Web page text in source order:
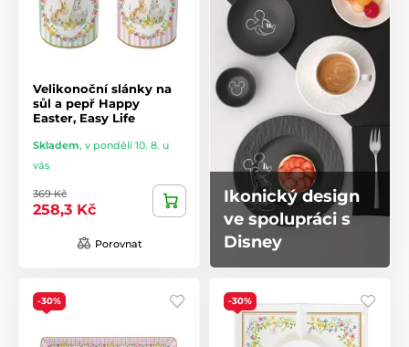
Velikonoční slánky na
sůl a pepř Happy
Easter, Easy Life
Skladem, v pondělí 10. 8. u
vás
369 Kč
258,3 Kč
Porovnat
Ikonický design
ve spolupráci s
Disney
-30% -30%